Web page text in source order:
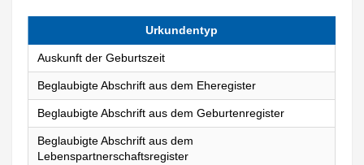
Urkundentyp
Auskunft der Geburtszeit
Beglaubigte Abschrift aus dem Eheregister
Beglaubigte Abschrift aus dem Geburtenregister
Beglaubigte Abschrift aus dem
Lebenspartnerschaftsregister